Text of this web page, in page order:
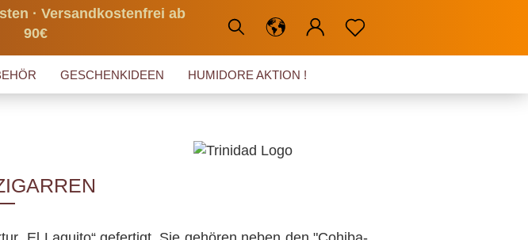
· Versandkostenfrei ab
90€
GESCHENKIDEEN HUMIDORE AKTION !